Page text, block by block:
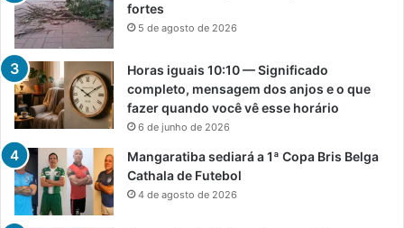
fortes
5 de agosto de 2026
Horas iguais 10:10 — Significado
completo, mensagem dos anjos e o que
fazer quando você vê esse horário
6 de junho de 2026
Mangaratiba sediará a 1ª Copa Bris Belga
Cathala de Futebol
4 de agosto de 2026